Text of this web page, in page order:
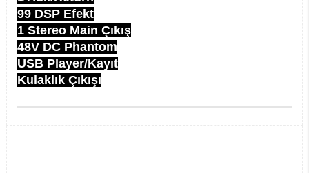
99 DSP Efekt
1 Stereo Main Çıkış
48V DC Phantom
USB Player/Kayıt
Kulaklık Çıkışı